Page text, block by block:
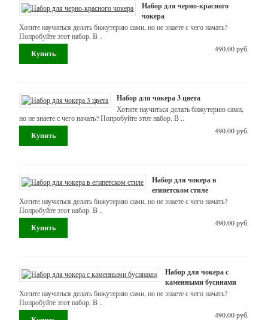
для
украшений
на
шею
Силикон
(буквы,
грызунки,
бусины,
Фурнитура
для
бижутерии
Маркеры
для
Шило
для
пряников,
айсинга
Набор для черно-красного
чокера
Хотите научиться делать бижутерию сами, но не знаете с чего начать?
Попробуйте этот набор. В ..
490.00 руб.
Набор для чокера 3 цвета
Хотите научиться делать бижутерию сами,
но не знаете с чего начать? Попробуйте этот набор. В ..
490.00 руб.
Набор для чокера в
египетском стиле
Хотите научиться делать бижутерию сами, но не знаете с чего начать?
Попробуйте этот набор. В ..
490.00 руб.
Набор для чокера с
каменными бусинами
Хотите научиться делать бижутерию сами, но не знаете с чего начать?
Попробуйте этот набор. В ..
490.00 руб.